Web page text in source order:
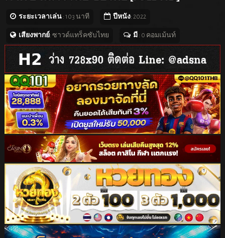
ระยะเวลาเล่น: 103 นาที ปีหนัง: 2022
เสียงพากย์: ซาวด์แทร็คซับไทย มี : 0 คอมเม้นท์